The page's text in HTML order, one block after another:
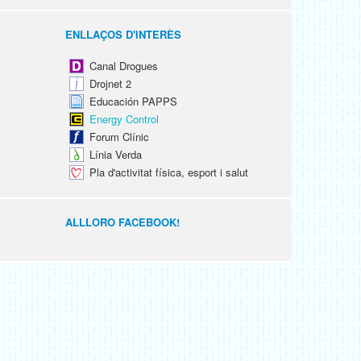
ENLLAÇOS D'INTERÈS
Canal Drogues
Drojnet 2
Educación PAPPS
Energy Control
Forum Clínic
Línia Verda
Pla d'activitat física, esport i salut
ALLLORO FACEBOOK!